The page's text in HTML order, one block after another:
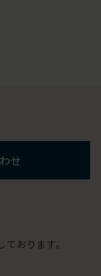
せ
おります。